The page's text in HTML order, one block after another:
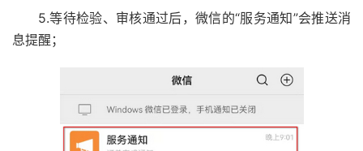
5.等待检验、审核通过后，微信的“服务通知”会推送消
息提醒；